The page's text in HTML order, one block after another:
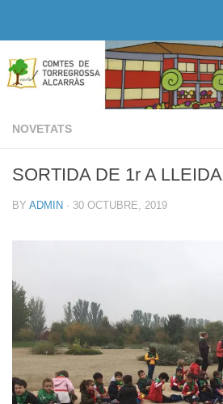
NOVETATS
SORTIDA DE 1r A LLEIDA
BY ADMIN · 30 OCTUBRE, 2019